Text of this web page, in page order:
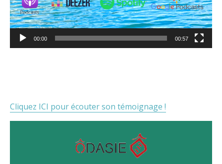
00:00 00:57
Cliquez ICI pour écouter son témoignage !